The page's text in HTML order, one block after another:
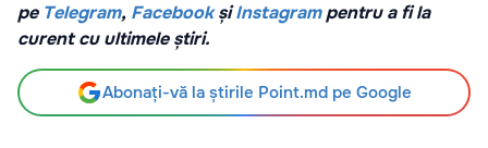
pe Telegram, Facebook șiInstagrampentru a fi la
curent cu ultimele știri.
Abonați-vă la știrile Point.md pe Google